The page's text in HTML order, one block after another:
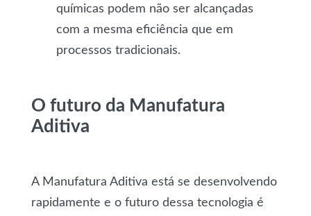
químicas podem não ser alcançadas
com a mesma eficiência que em
processos tradicionais.
O futuro da Manufatura
Aditiva
A Manufatura Aditiva está se desenvolvendo
rapidamente e o futuro dessa tecnologia é